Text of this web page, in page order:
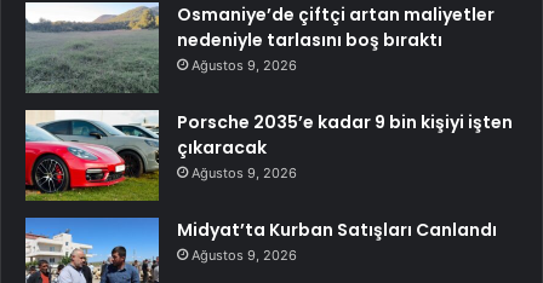
Osmaniye’de çiftçi artan maliyetler
nedeniyle tarlasını boş bıraktı
Ağustos 9, 2026
Porsche 2035’e kadar 9 bin kişiyi işten
çıkaracak
Ağustos 9, 2026
Midyat’ta Kurban Satışları Canlandı
Ağustos 9, 2026